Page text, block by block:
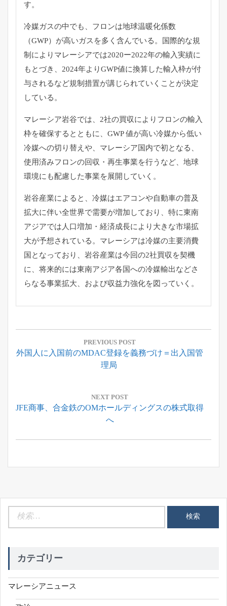
す。
冷媒ガスの中でも、フロンは地球温暖化係数
（GWP）が高いガスを多く含んでいる。国際的な規
制によりマレーシアでは2020ー2022年の輸入実績に
もとづき、2024年よりGWP値に換算した輸入枠が付
与されるなど規制措置が講じられていくことが決定
している。
マレーシア岩谷では、2社の買収によりフロンの輸入
枠を確保するとともに、GWP 値が高い冷媒から低い
冷媒への切り替えや、マレーシア国内で初となる、
使用済みフロンの回収・再生事業を行うなど、地球
環境にも配慮した事業を展開していく。
岩谷産業によると、冷媒はエアコンや自動車の普及
拡大に伴い全世界で需要が増加しており、特に東南
アジアでは人口増加・経済成長により大きな市場拡
大が予想されている。マレーシアは冷媒の主要消費
国となっており、岩谷産業は今回の2社買収を契機
に、将来的には東南アジア各国への冷媒輸出などさ
らなる事業拡大、および収益力強化を図っていく。
投
ナ
シ
ン
PREVIOUS POST
Previous
外国人に入国前のMDAC登録を義務づけ＝出入国管
理局
NEXT POST
Next
JFE商事、合金鉄のOMホールディングスの株式取得
へ
カテゴリー
マレーシアニュース